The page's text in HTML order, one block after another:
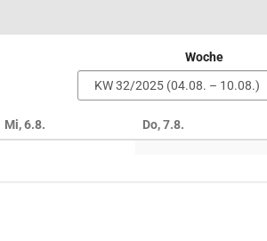
Woche
Mi, 6.8. Do, 7.8.